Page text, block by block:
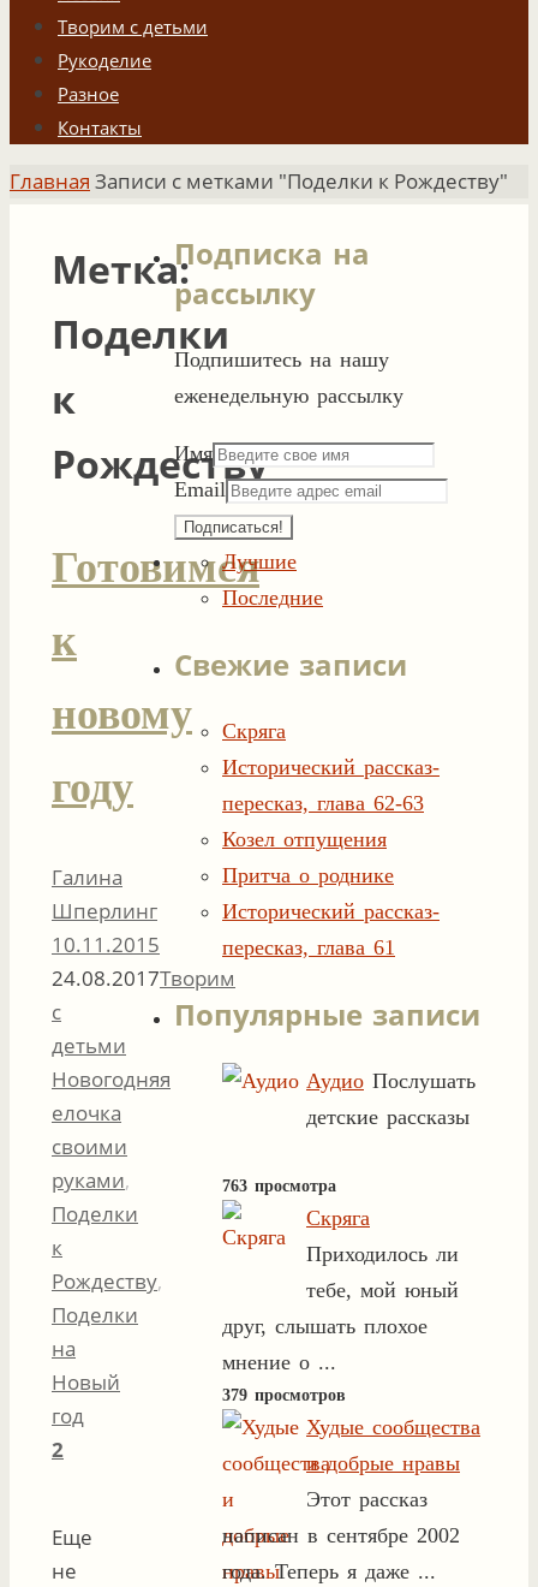
Творим с детьми
Рукоделие
Разное
Контакты
Главная Записи с метками "Поделки к Рождеству"
Метка:
Поделки
к
Рождеству
Готовимся
к
новому
году
Галина
Шперлинг
10.11.2015
24.08.2017Творим
с
детьми
Новогодняя
елочка
своими
руками,
Поделки
к
Рождеству,
Поделки
на
Новый
год
2
Еще
не
Подписка на
рассылку
Подпишитесь на нашу
еженедельную рассылку
Имя
Email
Лучшие
Последние
Свежие записи
Скряга
Исторический рассказ-
пересказ, глава 62-63
Козел отпущения
Притча о роднике
Исторический рассказ-
пересказ, глава 61
Популярные записи
Аудио Послушать
детские рассказы
763 просмотра
Скряга
Приходилось ли
тебе, мой юный
друг, слышать плохое
мнение о ...
379 просмотров
Худые сообщества
и добрые нравы
Этот рассказ
написан в сентябре 2002
года. Теперь я даже ...